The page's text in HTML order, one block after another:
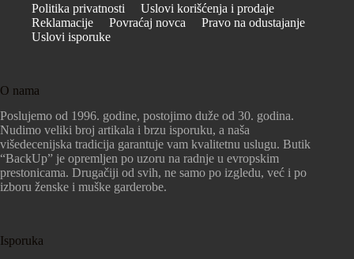
Politika privatnosti
Uslovi korišćenja i prodaje
Reklamacije
Povraćaj novca
Pravo na odustajanje
Uslovi isporuke
O nama
Poslujemo od 1996. godine, postojimo duže od 30. godina.
Nudimo veliki broj artikala i brzu isporuku, a naša
višedecenijska tradicija garantuje vam kvalitetnu uslugu. Butik
“BackUp” je opremljen po uzoru na radnje u evropskim
prestonicama. Drugačiji od svih, ne samo po izgledu, već i po
izboru ženske i muške garderobe.
Isporuka